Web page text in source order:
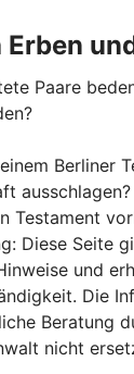
Erben
Paare
Berliner
ausschlagen?
Testament
Diese Seite
und
Die
Beratung
nicht